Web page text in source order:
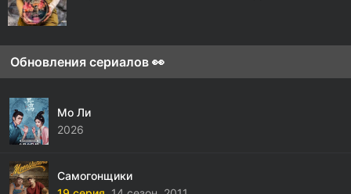
Обновления сериалов 👀
Мо Ли
2026
Самогонщики